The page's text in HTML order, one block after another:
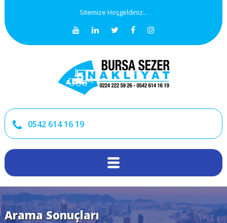
Sitemize Hoşgeldiniz...
0542 614 16 19
Arama Sonuçları